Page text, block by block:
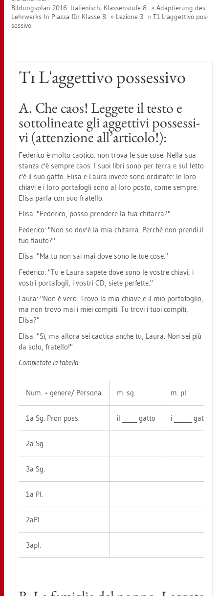
Bil­dungs­plan 2016: Ita­lie­nisch, Klas­sen­stu­fe 8
Ad­ap­tie­rung des
Lehr­werks In Piaz­za für Klas­se 8
Le­zio­ne 3
T1 L'ag­get­tivo pos­
ses­si­vo
T1 L'ag­get­tivo pos­ses­si­vo
A. Che caos! Leg­ge­te il testo e
sot­to­li­nea­te gli ag­get­ti­vi pos­ses­si­
vi (at­ten­zio­ne all’ar­ti­co­lo!):
Fe­de­ri­co è molto cao­ti­co: non trova le sue cose. Nella sua
stan­za c'è semp­re caos. I suoi libri sono per terra e sul letto
c'è il suo gatto. Elisa e Laura in­ve­ce sono or­di­na­te: le loro
chia­vi e i loro por­ta­fo­g­li sono al loro posto, come semp­re.
Elisa parla con suo fra­tel­lo.
Elisa: "Fe­de­ri­co, posso pren­de­re la tua chi­tar­ra?"
Fe­de­ri­co: "Non so dov'è la mia chi­tar­ra. Perché non pren­di il
tuo flau­to?"
Elisa: "Ma tu non sai mai dove sono le tue cose."
Fe­de­ri­co: "Tu e Laura sa­pe­te dove sono le vost­re chia­vi, i
vos­tri por­ta­fo­g­li, i vos­tri CD, siete per­fet­te."
Laura: "Non è vero. Trovo la mia chia­ve e il mio por­ta­fo­glio,
ma non trovo mai i miei com­pi­ti. Tu trovi i tuoi com­pi­ti,
Elisa?"
Elisa: "Sì, ma all­ora sei cao­ti­ca anche tu, Laura. Non sei più
da solo, fra­tel­lo!"
Com­pleta­te la ta­bel­la
Num. + ge­ne­re/ Per­so­na m. sg. m. pl.
1a Sg. Pron poss. il _____ gatto i ______ gatti
2a Sg.
3a Sg.
1a Pl.
2aPl.
3apl.